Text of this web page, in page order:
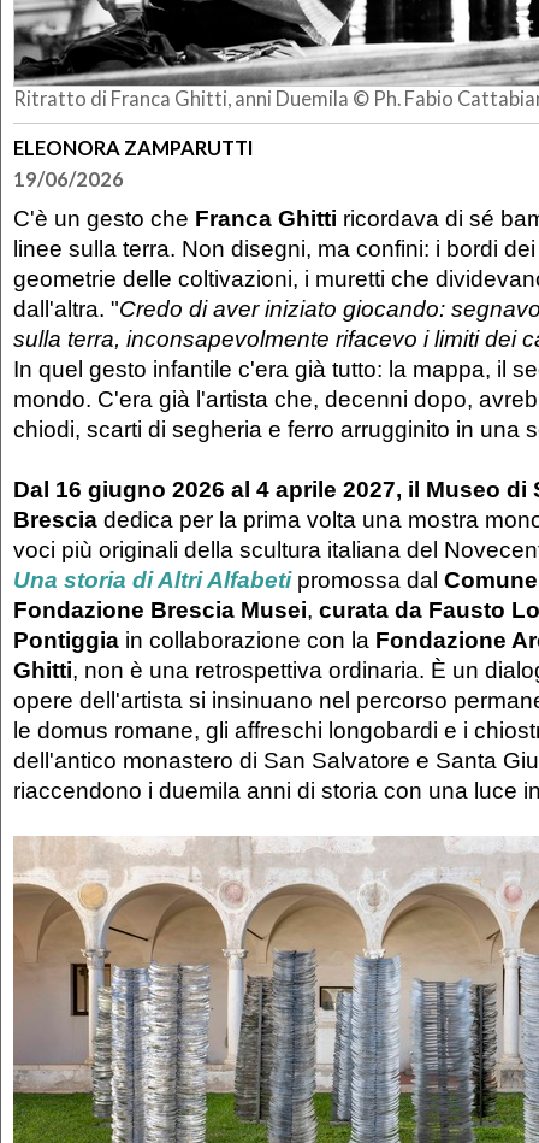
Ritratto di Franca Ghitti, anni Duemila © Ph. Fabio
ELEONORA ZAMPARUTTI
19/06/2026
C'è un gesto che Franca Ghitti ricordava di sé
linee sulla terra. Non disegni, ma confini: i bordi
geometrie delle coltivazioni, i muretti che
dall'altra. "Credo di aver iniziato giocando:
sulla terra, inconsapevolmente rifacevo i limiti dei
In quel gesto infantile c'era già tutto: la mappa, il
mondo. C'era già l'artista che, decenni dopo,
chiodi, scarti di segheria e ferro arrugginito in una
Dal 16 giugno 2026 al 4 aprile 2027, il Museo di
Brescia dedica per la prima volta una mostra
voci più originali della scultura italiana del
Una storia di Altri Alfabetipromossa dal
Fondazione Brescia Musei, curata da Fausto
Pontiggia in collaborazione con la Fondazione
Ghitti, non è una retrospettiva ordinaria. È un
opere dell'artista si insinuano nel percorso
le domus romane, gli affreschi longobardi e i
dell'antico monastero di San Salvatore e Santa
riaccendono i duemila anni di storia con una luce